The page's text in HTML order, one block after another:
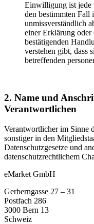
Einwilligung ist jede
den bestimmten Fall
unmissverständlich
einer Erklärung oder
bestätigenden
verstehen gibt, dass
betreffenden
2. Name und
Verantwortlichen
Verantwortlicher im Sinne
sonstiger in den
Datenschutzgesetze und
datenschutzrechtlichem
eMarket GmbH
Gerberngasse 27 – 31
Postfach 286
3000 Bern 13
Schweiz